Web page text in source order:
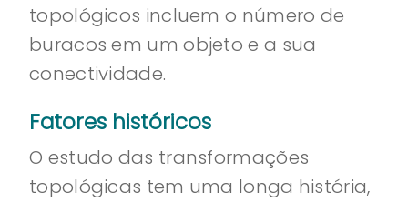
topológicos incluem o número de
buracos em um objeto e a sua
conectividade.
Fatores históricos
O estudo das transformações
topológicas tem uma longa história,